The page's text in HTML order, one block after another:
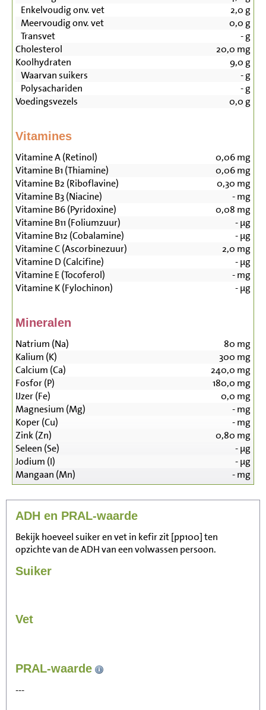
Enkelvoudig onv. vet
2,0 g
Meervoudig onv. vet
0,0 g
Transvet
-g
Cholesterol
20,0 mg
Koolhydraten
9,0 g
Waarvan suikers
-g
Polysachariden
-g
Voedingsvezels
0,0 g
Vitamines
Vitamine A (Retinol) 0,06mg
Vitamine B1 (Thiamine)
0,06mg
Vitamine B2 (Riboflavine)
0,30 mg
Vitamine B3 (Niacine)
-mg
Vitamine B6 (Pyridoxine)
0,08 mg
Vitamine B11 (Foliumzuur)
-µg
Vitamine B12 (Cobalamine)
-µg
Vitamine C (Ascorbinezuur)
2,0 mg
Vitamine D (Calcifine)
-µg
Vitamine E (Tocoferol)
-mg
Vitamine K (Fylochinon)
-µg
Mineralen
Natrium (Na) 80 mg
Kalium (K)
300 mg
Calcium (Ca)
240,0 mg
Fosfor (P)
180,0 mg
IJzer (Fe)
0,0 mg
Magnesium (Mg)
-mg
Koper (Cu)
-mg
Zink (Zn)
0,80 mg
Seleen (Se)
-µg
Jodium (I)
-µg
Mangaan (Mn)
-mg
ADH en PRAL-waarde
Bekijk hoeveel suiker en vet in kefir zit [pp100] ten
opzichte van de ADH van een volwassen persoon.
Suiker
Vet
PRAL-waarde
---
Zitten, tv kijken